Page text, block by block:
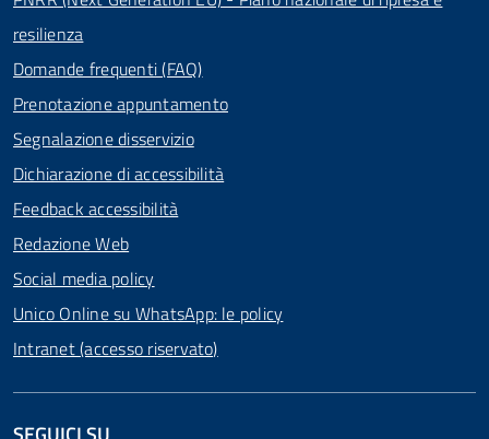
resilienza
Domande frequenti (FAQ)
Prenotazione appuntamento
Segnalazione disservizio
Dichiarazione di accessibilità
Feedback accessibilità
Redazione Web
Social media policy
Unico Online su WhatsApp: le policy
Intranet (accesso riservato)